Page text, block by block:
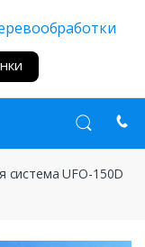
система UFO-150D